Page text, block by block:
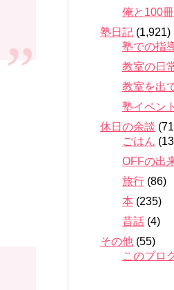
俺と100
塾日記 (1,921)
塾での指
教室の日
教室を出
塾イベント
休日の余談
ごはん
OFFの出
旅行 (86)
本 (235)
昔話 (4)
その他 (55)
このブロ